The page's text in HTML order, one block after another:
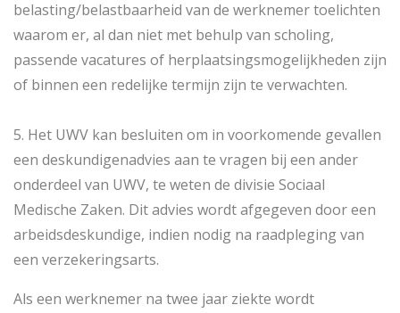
belasting/belastbaarheid van de werknemer toelichten
waarom er, al dan niet met behulp van scholing,
passende vacatures of herplaatsingsmogelijkheden zijn
of binnen een redelijke termijn zijn te verwachten.
5. Het UWV kan besluiten om in voorkomende gevallen
een deskundigenadvies aan te vragen bij een ander
onderdeel van UWV, te weten de divisie Sociaal
Medische Zaken. Dit advies wordt afgegeven door een
arbeidsdeskundige, indien nodig na raadpleging van
een verzekeringsarts.
Als een werknemer na twee jaar ziekte wordt